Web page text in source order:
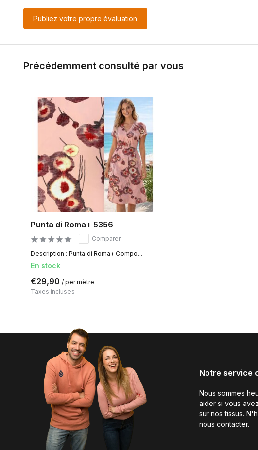
Publiez votre propre évaluation
Précédemment consulté par vous
Punta di Roma+ 5356
Comparer
Description : Punta di Roma+ Compo...
En stock
€29,90 / per mètre
Taxes incluses
Notre service
Nous sommes
aider si vous
sur nos tissus.
nous contacter.